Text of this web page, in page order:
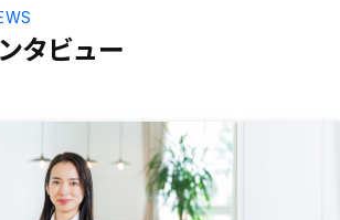
の案内が少なく、振り込
いてなど戸惑うことがあ
頻度わタイミングを見
タビュー